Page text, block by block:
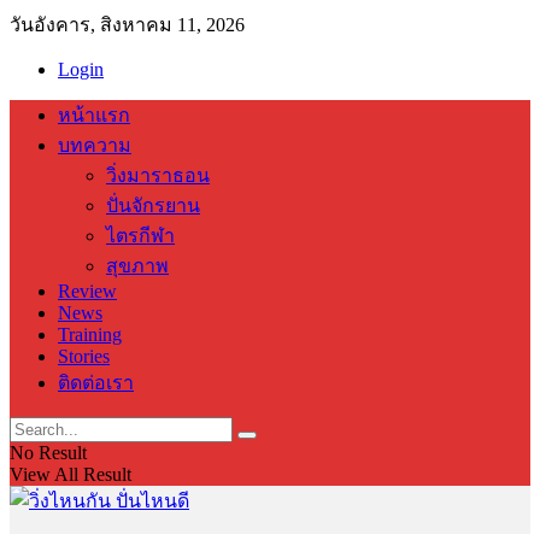
วันอังคาร, สิงหาคม 11, 2026
Login
หน้าแรก
บทความ
วิ่งมาราธอน
ปั่นจักรยาน
ไตรกีฬา
สุขภาพ
Review
News
Training
Stories
ติดต่อเรา
No Result
View All Result